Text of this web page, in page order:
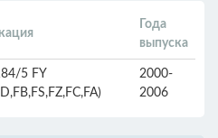
Года
выпуска
5 FY
2000-
2006